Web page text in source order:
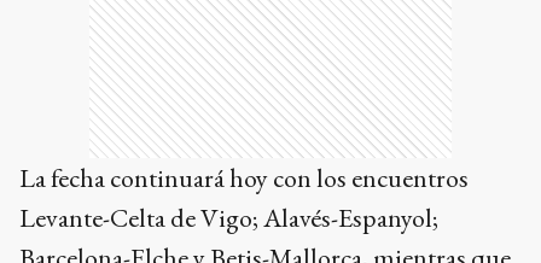
La fecha continuará hoy con los encuentros
Levante-Celta de Vigo; Alavés-Espanyol;